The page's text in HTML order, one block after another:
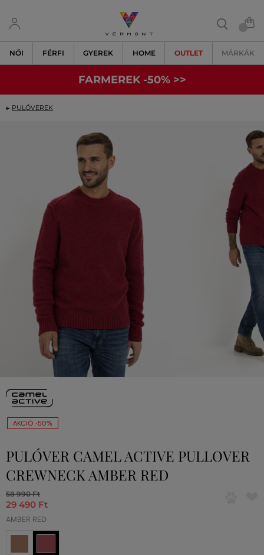
NŐI FÉRFI GYEREK HOME OUTLET MÁRKÁK
FARMEREK -50% >>
PULÓVEREK
AKCIÓ -50%
PULÓVER CAMEL ACTIVE PULLOVER
CREWNECK AMBER RED
58 990 Ft
29 490 Ft
AMBER RED